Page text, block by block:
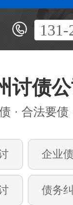
131-
讨债
· 合法要债
企业
债务